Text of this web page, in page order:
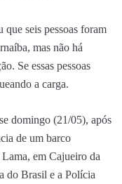
seis pessoas foram
mas não há
Se essas pessoas
a carga.
domingo (21/05), após
de um barco
em Cajueiro da
do Brasil e a Polícia